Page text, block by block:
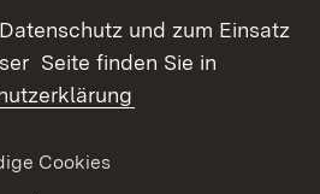
und zum Einsatz
Seite finden Sie in
Cookies